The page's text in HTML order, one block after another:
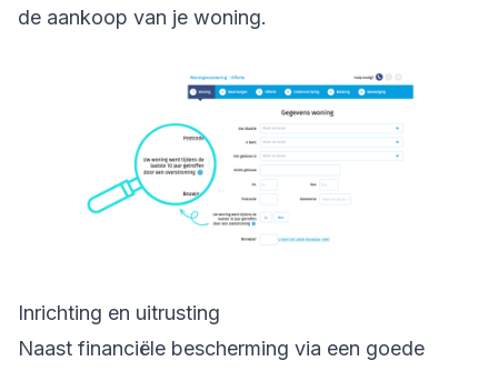
de aankoop van je woning.
Inrichting en uitrusting
Naast financiële bescherming via een goede